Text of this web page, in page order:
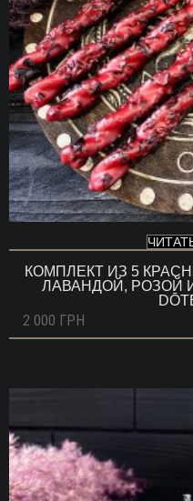
КОМПЛЕКТ ИЗ 5
ЛАВАНДОЙ, РОЗОЙ
2 000 ГРН